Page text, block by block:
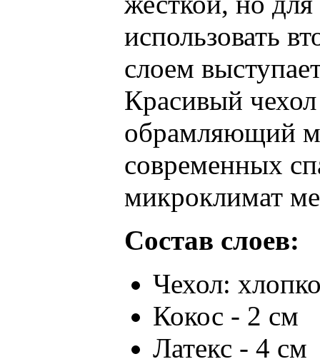
использовать
слоем
Красивый
обрамляющий
современных
микроклимат
Состав слоев:
Чехол:
Кокос - 2 см
Латекс - 4 см